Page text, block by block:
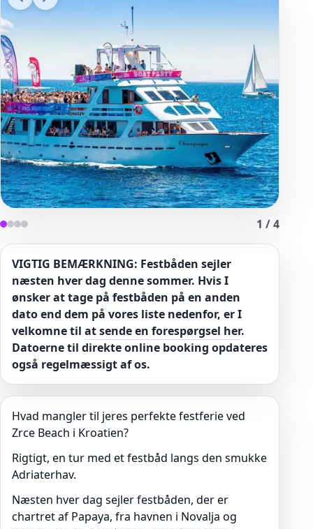
1 /4
VIGTIG BEMÆRKNING: Festbåden sejler
næsten hver dag denne sommer. Hvis I
ønsker at tage på festbåden på en anden
dato end dem på vores liste nedenfor, er I
velkomne til at sende en forespørgsel her.
Datoerne til direkte online booking opdateres
også regelmæssigt af os.
Hvad mangler til jeres perfekte festferie ved
Zrce Beach i Kroatien?
Rigtigt, en tur med et festbåd langs den smukke
Adriaterhav.
Næsten hver dag sejler festbåden, der er
chartret af Papaya, fra havnen i Novalja og